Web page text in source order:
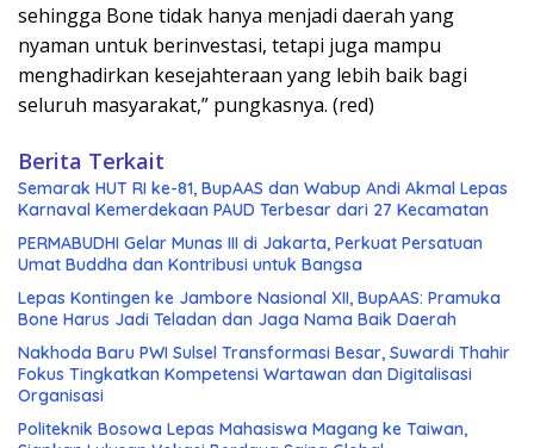
sehingga Bone tidak hanya menjadi daerah yang
nyaman untuk berinvestasi, tetapi juga mampu
menghadirkan kesejahteraan yang lebih baik bagi
seluruh masyarakat,” pungkasnya. (red)
Berita Terkait
Semarak HUT RI ke-81, BupAAS dan Wabup Andi Akmal Lepas
Karnaval Kemerdekaan PAUD Terbesar dari 27 Kecamatan
PERMABUDHI Gelar Munas III di Jakarta, Perkuat Persatuan
Umat Buddha dan Kontribusi untuk Bangsa
Lepas Kontingen ke Jambore Nasional XII, BupAAS: Pramuka
Bone Harus Jadi Teladan dan Jaga Nama Baik Daerah
Nakhoda Baru PWI Sulsel Transformasi Besar, Suwardi Thahir
Fokus Tingkatkan Kompetensi Wartawan dan Digitalisasi
Organisasi
Politeknik Bosowa Lepas Mahasiswa Magang ke Taiwan,